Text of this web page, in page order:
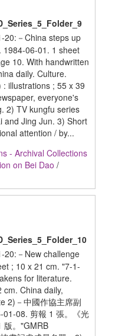
20:－China steps up
1984-06-01. 1 sheet
10. With handwritten
daily. Culture.
illustrations ; 55 x 39
everyone's
2) TV kungfu series
and Jing Jun. 3) Short
attention / by...
- Archival Collections
on Bei Dao /
20:－New challenge
; 10 x 21 cm. "7-1-
for literature.
China daily,
2)－中國作協主席副
01-08. 剪報 1 張。《光
版。"GMRB